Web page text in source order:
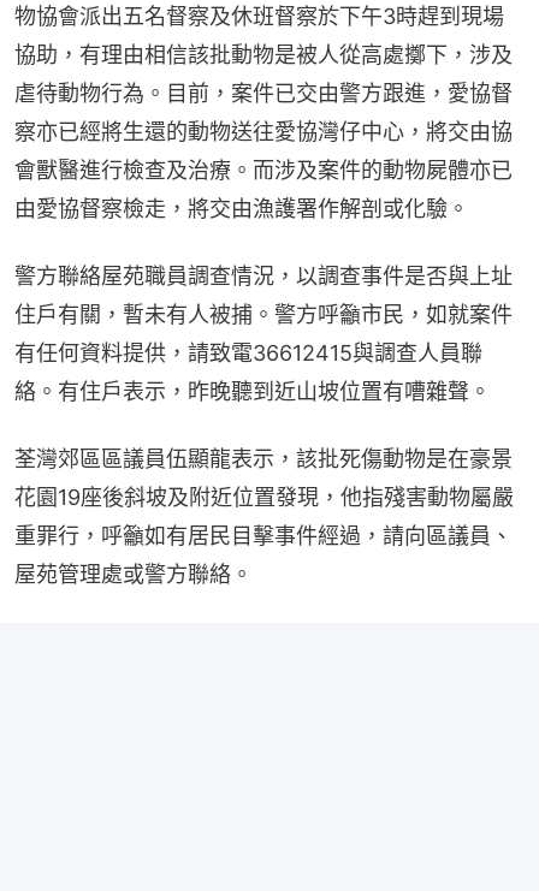
物協會派出五名督察及休班督察於下午3時趕到現場
協助，有理由相信該批動物是被人從高處擲下，涉及
虐待動物行為。目前，案件已交由警方跟進，愛協督
察亦已經將生還的動物送往愛協灣仔中心，將交由協
會獸醫進行檢查及治療。而涉及案件的動物屍體亦已
由愛協督察檢走，將交由漁護署作解剖或化驗。
警方聯絡屋苑職員調查情況，以調查事件是否與上址
住戶有關，暫未有人被捕。警方呼籲市民，如就案件
有任何資料提供，請致電36612415與調查人員聯
絡。有住戶表示，昨晚聽到近山坡位置有嘈雜聲。
荃灣郊區區議員伍顯龍表示，該批死傷動物是在豪景
花園19座後斜坡及附近位置發現，他指殘害動物屬嚴
重罪行，呼籲如有居民目擊事件經過，請向區議員、
屋苑管理處或警方聯絡。